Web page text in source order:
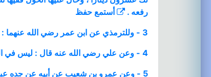
رفعه .
أستمع حفظ
3 - وللترمذي عن ابن عمر رضي الله عنهما : من استفاد مالاً ، فلا زكاة عليه حتى يحول عليه الحول . والراجح وقفه .
4 - وعن علي رضي الله عنه قال : ليس في البقر العوامل صدقة . رواه أبو داود والدار قطني ، والراجح وقفه أيضاً .
5 - وعن عمرو بن شعيب عن أبيه عن جده